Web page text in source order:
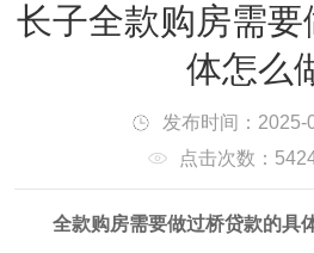
长子全款购房需
体怎么
发布时间：2025-
点击次数：
全款购房需要做过桥贷款的具